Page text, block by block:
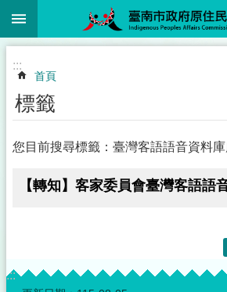
跳到主要內容區塊
:::
首頁
標籤
您目前搜尋標籤：臺灣客語語音資料
:::